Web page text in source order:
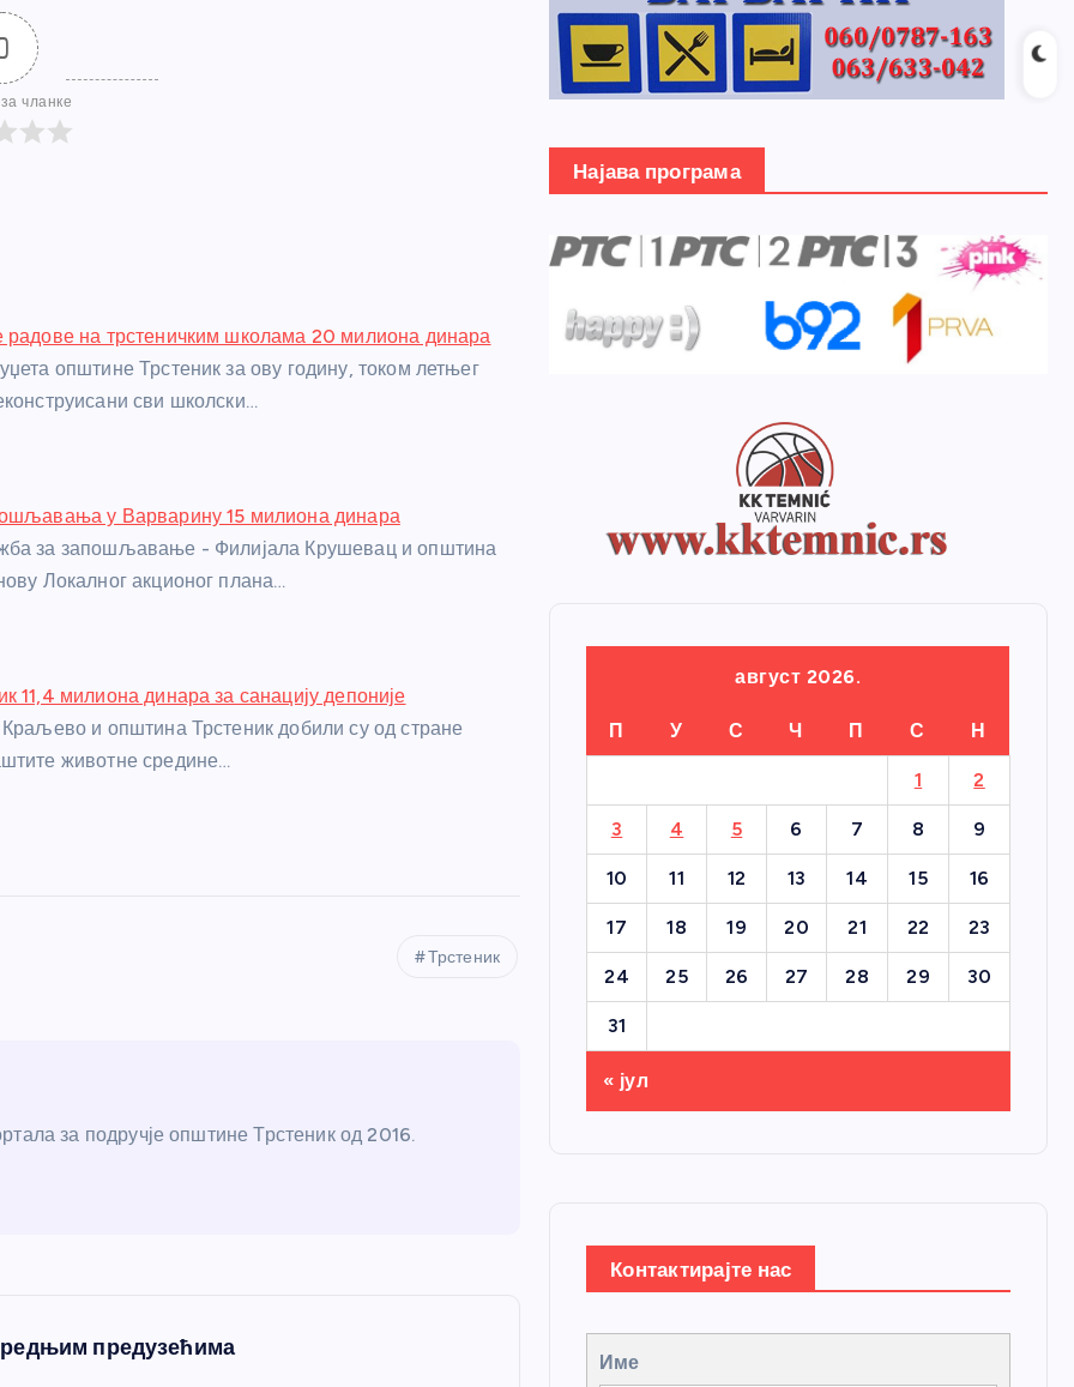
чланке
радове на трстеничким школама 20 милиона динара
општине Трстеник за ову годину, током летњег
сви школски…
у Варварину 15 милиона динара
за запошљавање - Филијала Крушевац и општина
Локалног акционог плана…
11,4 милиона динара за санацију депоније
и општина Трстеник добили су од стране
животне средине…
Трстеник
за подручје општине Трстеник од 2016.
предузећима
Најава програма
август 2026.
П У С Ч П С Н
1 2
3 4 5 6 7 8 9
10 11 12 13 14 15 16
17 18 19 20 21 22 23
24 25 26 27 28 29 30
31
« јул
Контактирајте нас
Име